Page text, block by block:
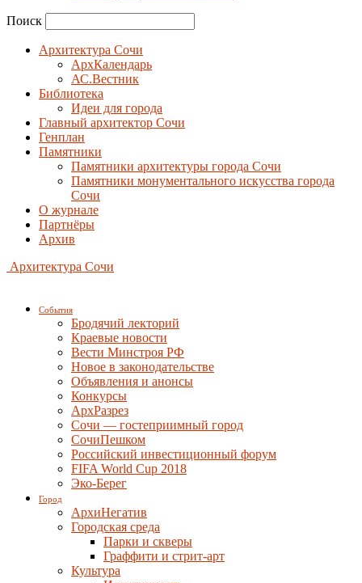
Поиск
Архитектура Сочи
АрхКалендарь
АС.Вестник
Библиотека
Идеи для города
Главный архитектор Сочи
Генплан
Памятники
Памятники архитектуры города Сочи
Памятники монументального искусства города
Сочи
О журнале
Партнёры
Архив
Архитектура Сочи
События
Бродячий лекторий
Краевые новости
Вести Минстроя РФ
Новое в законодательстве
Объявления и анонсы
Конкурсы
АрхРазрез
Сочи — гостеприимный город
СочиПешком
Российский инвестиционный форум
FIFA World Cup 2018
Эко-Берег
Город
АрхиНегатив
Городская среда
Парки и скверы
Граффити и стрит-арт
Культура